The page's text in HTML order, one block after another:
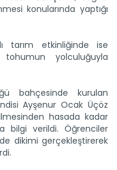
konularında yaptığı
tarım etkinliğinde ise
yolculuğuyla
bahçesinde kurulan
Ayşenur Ocak Üçöz
hasada kadar
bilgi verildi. Öğrenciler
dikimi gerçekleştirerek